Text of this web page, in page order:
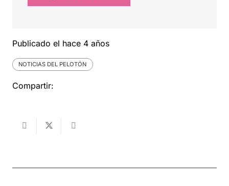
Publicado el hace 4 años
NOTICIAS DEL PELOTÓN
Compartir: